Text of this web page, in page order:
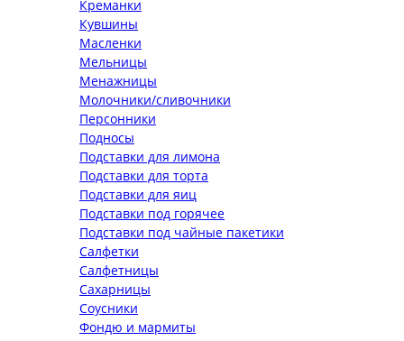
Креманки
Кувшины
Масленки
Мельницы
Менажницы
Молочники/сливочники
Персонники
Подносы
Подставки для лимона
Подставки для торта
Подставки для яиц
Подставки под горячее
Подставки под чайные пакетики
Салфетки
Салфетницы
Сахарницы
Соусники
Фондю и мармиты